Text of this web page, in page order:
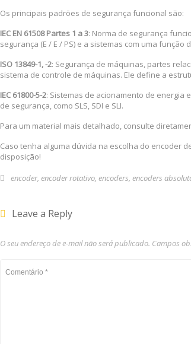
Os principais padrões de segurança funcional são:
IEC EN 61508 Partes 1 a 3: Norma de segurança
segurança (E / E / PS) e a sistemas com uma
ISO 13849-1, -2: Segurança de máquinas, partes
sistema de controle de máquinas. Ele define a
IEC 61800-5-2: Sistemas de acionamento de energia
de segurança, como SLS, SDI e SLI.
Para um material mais detalhado, consulte
Caso tenha alguma dúvida na escolha do encoder
disposição!
encoder, encoder rotativo, encoders, encoders
Leave a Reply
O seu endereço de e-mail não será publicado. Campos